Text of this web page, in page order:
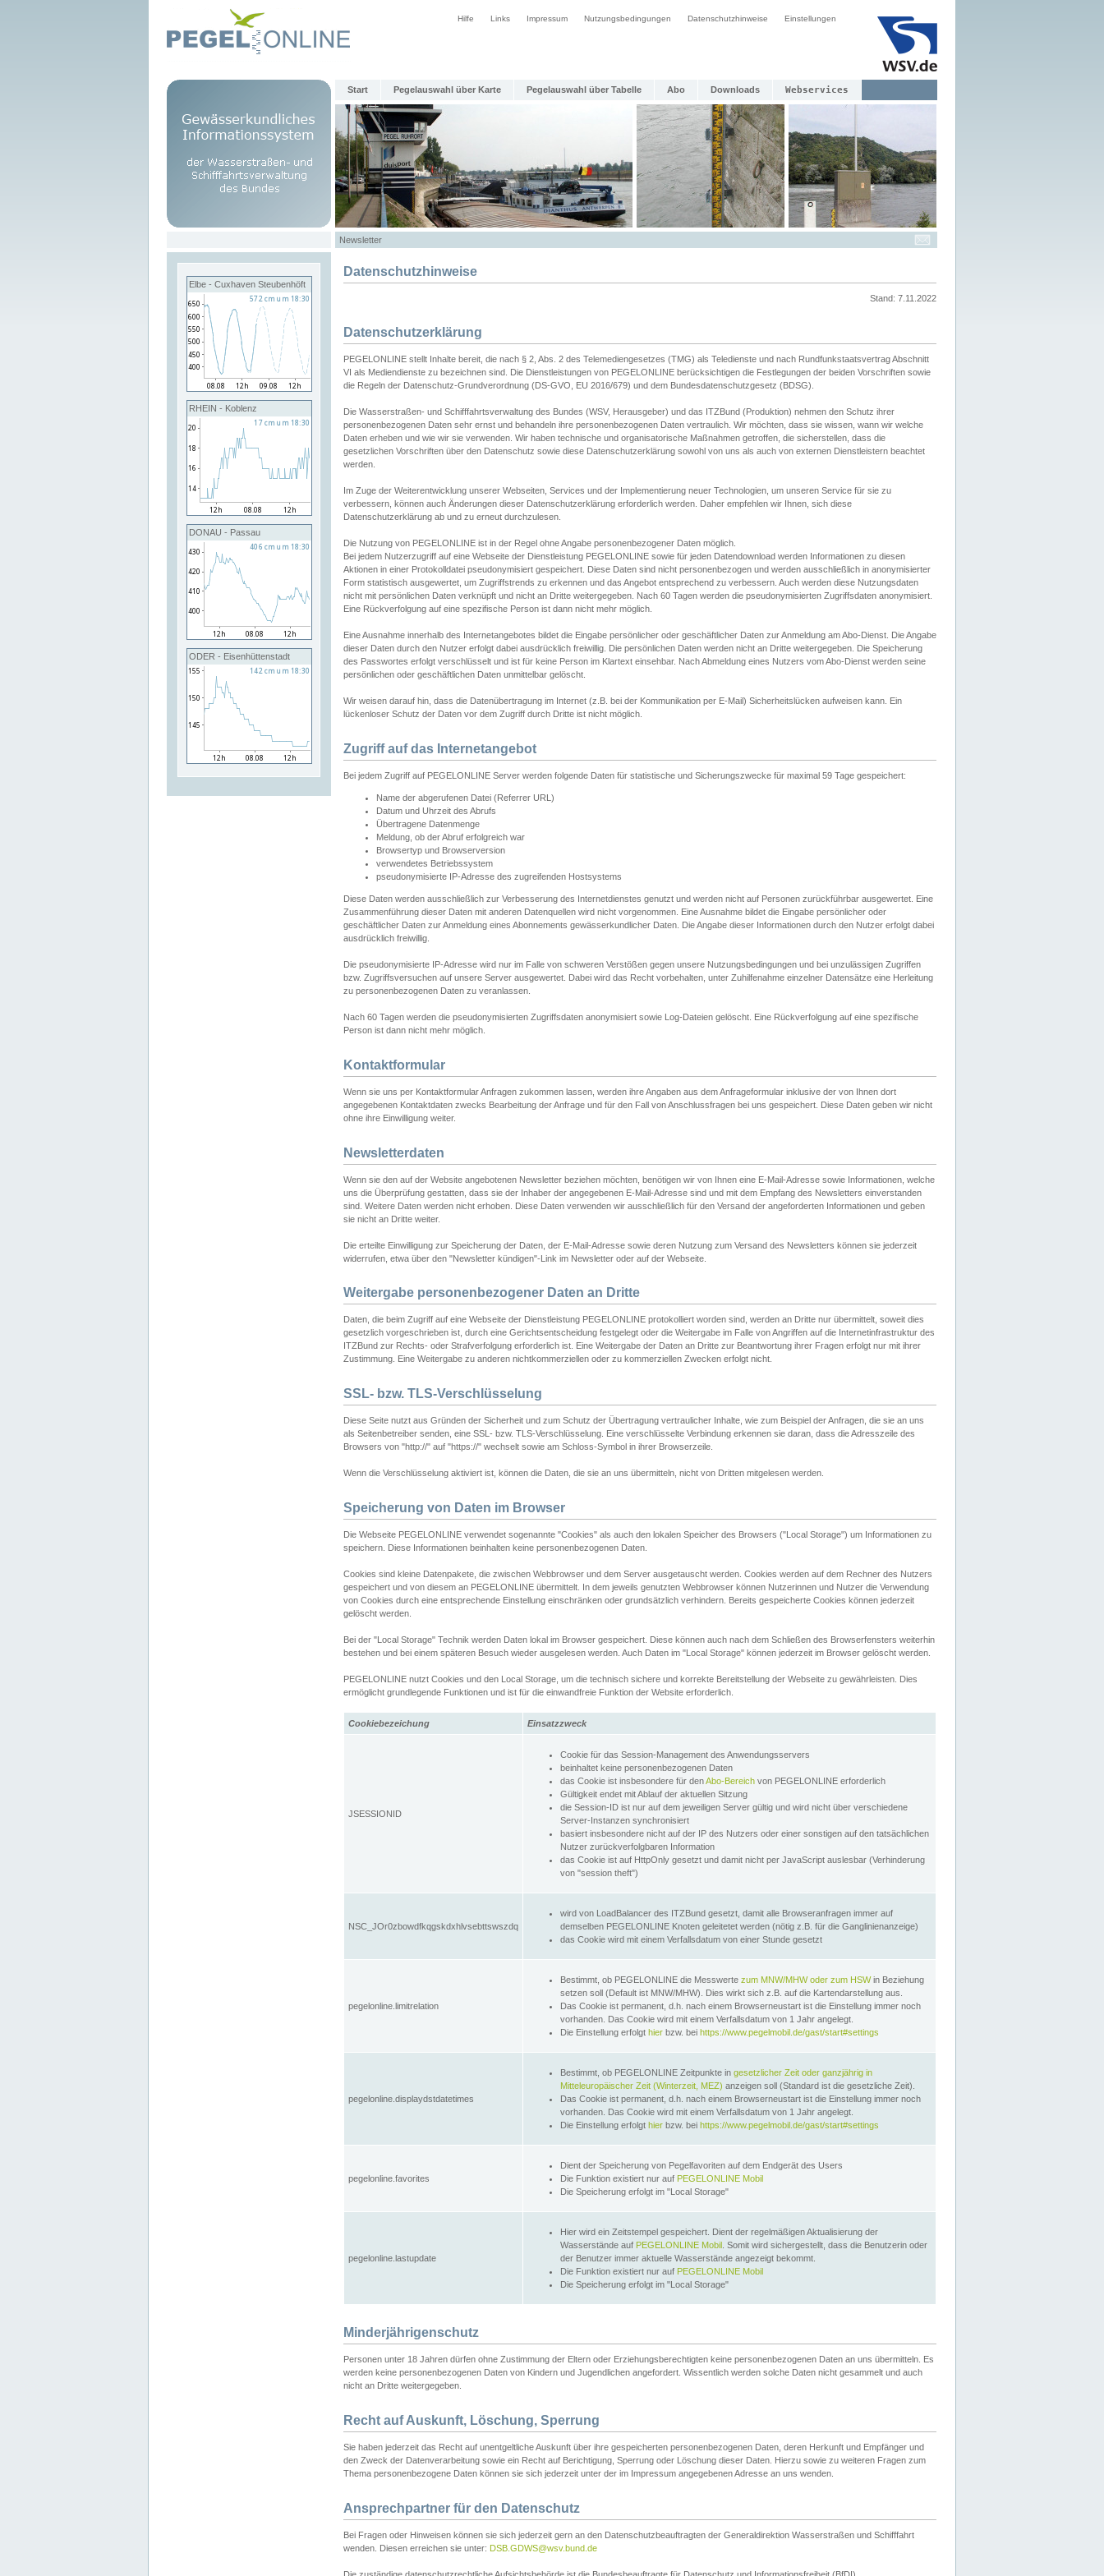
Hilfe Links Impressum Nutzungsbedingungen Datenschutzhinweise Einstellungen
Start Pegelauswahl über Karte Pegelauswahl über Tabelle Abo Downloads Webservices
Newsletter
Elbe - Cuxhaven Steubenhöft
RHEIN - Koblenz
DONAU - Passau
ODER - Eisenhüttenstadt
Datenschutzhinweise
Stand: 7.11.2022
Datenschutzerklärung
PEGELONLINE stellt Inhalte bereit, die nach § 2, Abs. 2 des Telemediengesetzes (TMG) als Teledienste und nach Rundfunkstaatsvertrag Abschnitt
VI als Mediendienste zu bezeichnen sind. Die Dienstleistungen von PEGELONLINE berücksichtigen die Festlegungen der beiden Vorschriften sowie
die Regeln der Datenschutz-Grundverordnung (DS-GVO, EU 2016/679) und dem Bundesdatenschutzgesetz (BDSG).
Die Wasserstraßen- und Schifffahrtsverwaltung des Bundes (WSV, Herausgeber) und das ITZBund (Produktion) nehmen den Schutz ihrer
personenbezogenen Daten sehr ernst und behandeln ihre personenbezogenen Daten vertraulich. Wir möchten, dass sie wissen, wann wir welche
Daten erheben und wie wir sie verwenden. Wir haben technische und organisatorische Maßnahmen getroffen, die sicherstellen, dass die
gesetzlichen Vorschriften über den Datenschutz sowie diese Datenschutzerklärung sowohl von uns als auch von externen Dienstleistern beachtet
werden.
Im Zuge der Weiterentwicklung unserer Webseiten, Services und der Implementierung neuer Technologien, um unseren Service für sie zu
verbessern, können auch Änderungen dieser Datenschutzerklärung erforderlich werden. Daher empfehlen wir Ihnen, sich diese
Datenschutzerklärung ab und zu erneut durchzulesen.
Die Nutzung von PEGELONLINE ist in der Regel ohne Angabe personenbezogener Daten möglich.
Bei jedem Nutzerzugriff auf eine Webseite der Dienstleistung PEGELONLINE sowie für jeden Datendownload werden Informationen zu diesen
Aktionen in einer Protokolldatei pseudonymisiert gespeichert. Diese Daten sind nicht personenbezogen und werden ausschließlich in anonymisierter
Form statistisch ausgewertet, um Zugriffstrends zu erkennen und das Angebot entsprechend zu verbessern. Auch werden diese Nutzungsdaten
nicht mit persönlichen Daten verknüpft und nicht an Dritte weitergegeben. Nach 60 Tagen werden die pseudonymisierten Zugriffsdaten anonymisiert.
Eine Rückverfolgung auf eine spezifische Person ist dann nicht mehr möglich.
Eine Ausnahme innerhalb des Internetangebotes bildet die Eingabe persönlicher oder geschäftlicher Daten zur Anmeldung am Abo-Dienst. Die Angabe
dieser Daten durch den Nutzer erfolgt dabei ausdrücklich freiwillig. Die persönlichen Daten werden nicht an Dritte weitergegeben. Die Speicherung
des Passwortes erfolgt verschlüsselt und ist für keine Person im Klartext einsehbar. Nach Abmeldung eines Nutzers vom Abo-Dienst werden seine
persönlichen oder geschäftlichen Daten unmittelbar gelöscht.
Wir weisen darauf hin, dass die Datenübertragung im Internet (z.B. bei der Kommunikation per E-Mail) Sicherheitslücken aufweisen kann. Ein
lückenloser Schutz der Daten vor dem Zugriff durch Dritte ist nicht möglich.
Zugriff auf das Internetangebot
Bei jedem Zugriff auf PEGELONLINE Server werden folgende Daten für statistische und Sicherungszwecke für maximal 59 Tage gespeichert:
Name der abgerufenen Datei (Referrer URL)
Datum und Uhrzeit des Abrufs
Übertragene Datenmenge
Meldung, ob der Abruf erfolgreich war
Browsertyp und Browserversion
verwendetes Betriebssystem
pseudonymisierte IP-Adresse des zugreifenden Hostsystems
Diese Daten werden ausschließlich zur Verbesserung des Internetdienstes genutzt und werden nicht auf Personen zurückführbar ausgewertet. Eine
Zusammenführung dieser Daten mit anderen Datenquellen wird nicht vorgenommen. Eine Ausnahme bildet die Eingabe persönlicher oder
geschäftlicher Daten zur Anmeldung eines Abonnements gewässerkundlicher Daten. Die Angabe dieser Informationen durch den Nutzer erfolgt dabei
ausdrücklich freiwillig.
Die pseudonymisierte IP-Adresse wird nur im Falle von schweren Verstößen gegen unsere Nutzungsbedingungen und bei unzulässigen Zugriffen
bzw. Zugriffsversuchen auf unsere Server ausgewertet. Dabei wird das Recht vorbehalten, unter Zuhilfenahme einzelner Datensätze eine Herleitung
zu personenbezogenen Daten zu veranlassen.
Nach 60 Tagen werden die pseudonymisierten Zugriffsdaten anonymisiert sowie Log-Dateien gelöscht. Eine Rückverfolgung auf eine spezifische
Person ist dann nicht mehr möglich.
Kontaktformular
Wenn sie uns per Kontaktformular Anfragen zukommen lassen, werden ihre Angaben aus dem Anfrageformular inklusive der von Ihnen dort
angegebenen Kontaktdaten zwecks Bearbeitung der Anfrage und für den Fall von Anschlussfragen bei uns gespeichert. Diese Daten geben wir nicht
ohne ihre Einwilligung weiter.
Newsletterdaten
Wenn sie den auf der Website angebotenen Newsletter beziehen möchten, benötigen wir von Ihnen eine E-Mail-Adresse sowie Informationen, welche
uns die Überprüfung gestatten, dass sie der Inhaber der angegebenen E-Mail-Adresse sind und mit dem Empfang des Newsletters einverstanden
sind. Weitere Daten werden nicht erhoben. Diese Daten verwenden wir ausschließlich für den Versand der angeforderten Informationen und geben
sie nicht an Dritte weiter.
Die erteilte Einwilligung zur Speicherung der Daten, der E-Mail-Adresse sowie deren Nutzung zum Versand des Newsletters können sie jederzeit
widerrufen, etwa über den "Newsletter kündigen"-Link im Newsletter oder auf der Webseite.
Weitergabe personenbezogener Daten an Dritte
Daten, die beim Zugriff auf eine Webseite der Dienstleistung PEGELONLINE protokolliert worden sind, werden an Dritte nur übermittelt, soweit dies
gesetzlich vorgeschrieben ist, durch eine Gerichtsentscheidung festgelegt oder die Weitergabe im Falle von Angriffen auf die Internetinfrastruktur des
ITZBund zur Rechts- oder Strafverfolgung erforderlich ist. Eine Weitergabe der Daten an Dritte zur Beantwortung ihrer Fragen erfolgt nur mit ihrer
Zustimmung. Eine Weitergabe zu anderen nichtkommerziellen oder zu kommerziellen Zwecken erfolgt nicht.
SSL- bzw. TLS-Verschlüsselung
Diese Seite nutzt aus Gründen der Sicherheit und zum Schutz der Übertragung vertraulicher Inhalte, wie zum Beispiel der Anfragen, die sie an uns
als Seitenbetreiber senden, eine SSL- bzw. TLS-Verschlüsselung. Eine verschlüsselte Verbindung erkennen sie daran, dass die Adresszeile des
Browsers von "http://" auf "https://" wechselt sowie am Schloss-Symbol in ihrer Browserzeile.
Wenn die Verschlüsselung aktiviert ist, können die Daten, die sie an uns übermitteln, nicht von Dritten mitgelesen werden.
Speicherung von Daten im Browser
Die Webseite PEGELONLINE verwendet sogenannte "Cookies" als auch den lokalen Speicher des Browsers ("Local Storage") um Informationen zu
speichern. Diese Informationen beinhalten keine personenbezogenen Daten.
Cookies sind kleine Datenpakete, die zwischen Webbrowser und dem Server ausgetauscht werden. Cookies werden auf dem Rechner des Nutzers
gespeichert und von diesem an PEGELONLINE übermittelt. In dem jeweils genutzten Webbrowser können Nutzerinnen und Nutzer die Verwendung
von Cookies durch eine entsprechende Einstellung einschränken oder grundsätzlich verhindern. Bereits gespeicherte Cookies können jederzeit
gelöscht werden.
Bei der "Local Storage" Technik werden Daten lokal im Browser gespeichert. Diese können auch nach dem Schließen des Browserfensters weiterhin
bestehen und bei einem späteren Besuch wieder ausgelesen werden. Auch Daten im "Local Storage" können jederzeit im Browser gelöscht werden.
PEGELONLINE nutzt Cookies und den Local Storage, um die technisch sichere und korrekte Bereitstellung der Webseite zu gewährleisten. Dies
ermöglicht grundlegende Funktionen und ist für die einwandfreie Funktion der Website erforderlich.
Cookiebezeichung Einsatzzweck
JSESSIONID
Cookie für das Session-Management des Anwendungsservers
beinhaltet keine personenbezogenen Daten
das Cookie ist insbesondere für denAbo-Bereich von PEGELONLINE erforderlich
Gültigkeit endet mit Ablauf der aktuellen Sitzung
die Session-ID ist nur auf dem jeweiligen Server gültig und wird nicht über verschiedene
Server-Instanzen synchronisiert
basiert insbesondere nicht auf der IP des Nutzers oder einer sonstigen auf den tatsächlichen
Nutzer zurückverfolgbaren Information
das Cookie ist auf HttpOnly gesetzt und damit nicht per JavaScript auslesbar (Verhinderung
von "session theft")
NSC_JOr0zbowdfkqgskdxhlvsebttswszdq
wird von LoadBalancer des ITZBund gesetzt, damit alle Browseranfragen immer auf
demselben PEGELONLINE Knoten geleitetet werden (nötig z.B. für die Ganglinienanzeige)
das Cookie wird mit einem Verfallsdatum von einer Stunde gesetzt
pegelonline.limitrelation
Bestimmt, ob PEGELONLINE die Messwerte zum MNW/MHW oder zum HSWin Beziehung
setzen soll (Default ist MNW/MHW). Dies wirkt sich z.B. auf die Kartendarstellung aus.
Das Cookie ist permanent, d.h. nach einem Browserneustart ist die Einstellung immer noch
vorhanden. Das Cookie wird mit einem Verfallsdatum von 1 Jahr angelegt.
Die Einstellung erfolgt hier bzw. bei https://www.pegelmobil.de/gast/start#settings
pegelonline.displaydstdatetimes
Bestimmt, ob PEGELONLINE Zeitpunkte in gesetzlicher Zeit oder ganzjährig in
Mitteleuropäischer Zeit (Winterzeit, MEZ) anzeigen soll (Standard ist die gesetzliche Zeit).
Das Cookie ist permanent, d.h. nach einem Browserneustart ist die Einstellung immer noch
vorhanden. Das Cookie wird mit einem Verfallsdatum von 1 Jahr angelegt.
Die Einstellung erfolgt hier bzw. bei https://www.pegelmobil.de/gast/start#settings
pegelonline.favorites
Dient der Speicherung von Pegelfavoriten auf dem Endgerät des Users
Die Funktion existiert nur auf PEGELONLINE Mobil
Die Speicherung erfolgt im "Local Storage"
pegelonline.lastupdate
Hier wird ein Zeitstempel gespeichert. Dient der regelmäßigen Aktualisierung der
Wasserstände auf PEGELONLINE Mobil . Somit wird sichergestellt, dass die Benutzerin oder
der Benutzer immer aktuelle Wasserstände angezeigt bekommt.
Die Funktion existiert nur auf PEGELONLINE Mobil
Die Speicherung erfolgt im "Local Storage"
Minderjährigenschutz
Personen unter 18 Jahren dürfen ohne Zustimmung der Eltern oder Erziehungsberechtigten keine personenbezogenen Daten an uns übermitteln. Es
werden keine personenbezogenen Daten von Kindern und Jugendlichen angefordert. Wissentlich werden solche Daten nicht gesammelt und auch
nicht an Dritte weitergegeben.
Recht auf Auskunft, Löschung, Sperrung
Sie haben jederzeit das Recht auf unentgeltliche Auskunft über ihre gespeicherten personenbezogenen Daten, deren Herkunft und Empfänger und
den Zweck der Datenverarbeitung sowie ein Recht auf Berichtigung, Sperrung oder Löschung dieser Daten. Hierzu sowie zu weiteren Fragen zum
Thema personenbezogene Daten können sie sich jederzeit unter der im Impressum angegebenen Adresse an uns wenden.
Ansprechpartner für den Datenschutz
Bei Fragen oder Hinweisen können sie sich jederzeit gern an den Datenschutzbeauftragten der Generaldirektion Wasserstraßen und Schifffahrt
wenden. Diesen erreichen sie unter: DSB.GDWS@wsv.bund.de